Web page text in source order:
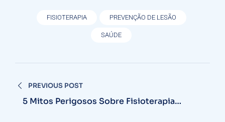
FISIOTERAPIA PREVENÇÃO DE LESÃO
SAÚDE
de
PREVIOUS POST
5 Mitos Perigosos Sobre Fisioterapia